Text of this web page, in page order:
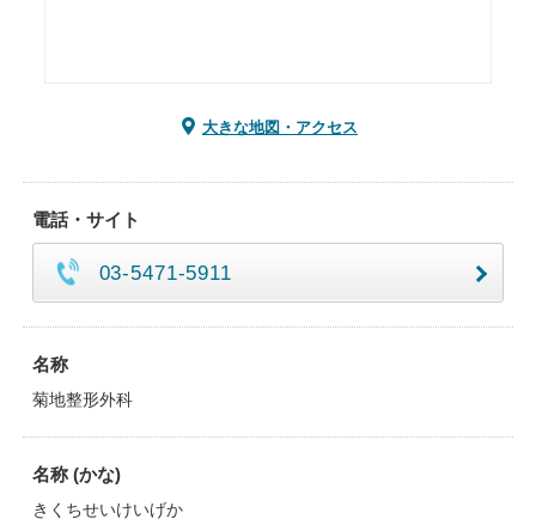
大きな地図・アクセス
電話・サイト
03-5471-5911
名称
菊地整形外科
名称 (かな)
きくちせいけいげか